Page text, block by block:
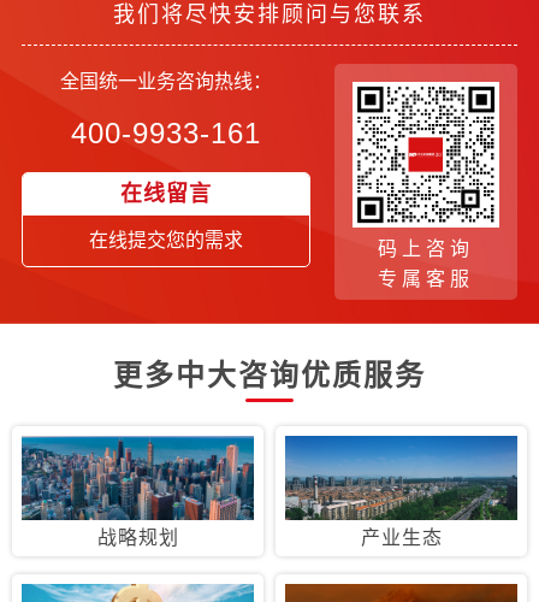
我们将尽快安排顾问与您联系
全国统一业务咨询热线：
400-9933-161
在线留言
在线提交您的需求
码上咨询
专属客服
更多中大咨询优质服务
战略规划 产业生态